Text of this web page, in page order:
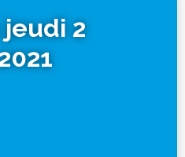
jeudi 2